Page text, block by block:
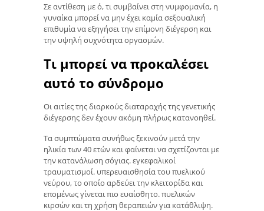
Σε αντίθεση με ό, τι συμβαίνει στη νυμφομανία, η
γυναίκα μπορεί να μην έχει καμία σεξουαλική
επιθυμία να εξηγήσει την επίμονη διέγερση και
την υψηλή συχνότητα οργασμών.
Τι μπορεί να προκαλέσει
αυτό το σύνδρομο
Οι αιτίες της διαρκούς διαταραχής της γενετικής
διέγερσης δεν έχουν ακόμη πλήρως κατανοηθεί.
Τα συμπτώματα συνήθως ξεκινούν μετά την
ηλικία των 40 ετών και φαίνεται να σχετίζονται με
την κατανάλωση σόγιας. εγκεφαλικοί
τραυματισμοί. υπερευαισθησία του πυελικού
νεύρου, το οποίο αρδεύει την κλειτορίδα και
επομένως γίνεται πιο ευαίσθητο. πυελικών
κιρσών και τη χρήση θεραπειών για κατάθλιψη.